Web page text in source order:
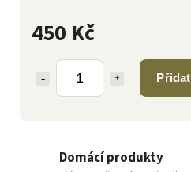
450 Kč
Domácí produkty